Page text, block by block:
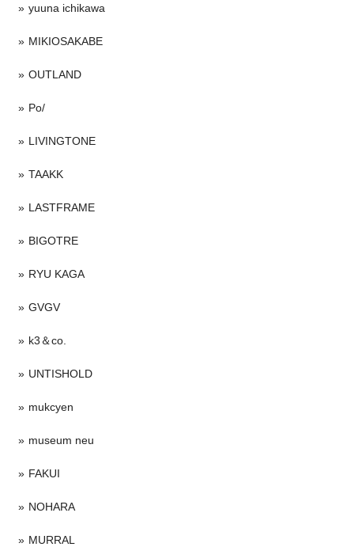
yuuna ichikawa
MIKIOSAKABE
OUTLAND
Po/
LIVINGTONE
TAAKK
LASTFRAME
BIGOTRE
RYU KAGA
GVGV
k3＆co.
UNTISHOLD
mukcyen
museum neu
FAKUI
NOHARA
MURRAL